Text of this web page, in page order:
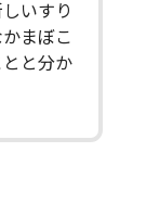
いすり
まぼこ
と分か